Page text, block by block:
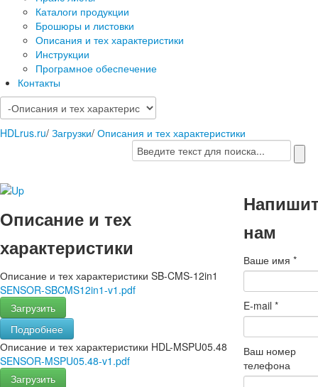
Каталоги продукции
Брошюры и листовки
Описания и тех характеристики
Инструкции
Програмное обеспечение
Контакты
HDLrus.ru/ Загрузки/ Описания и тех характеристики
Описание и тех
характеристики
Описание и тех характеристики SB-CMS-12in1
SENSOR-SBCMS12in1-v1.pdf
Загрузить
Подробнее
Описание и тех характеристики HDL-MSPU05.48
SENSOR-MSPU05.48-v1.pdf
Загрузить
нам
Ваше имя*
E-mail*
Ваш номер
телефона